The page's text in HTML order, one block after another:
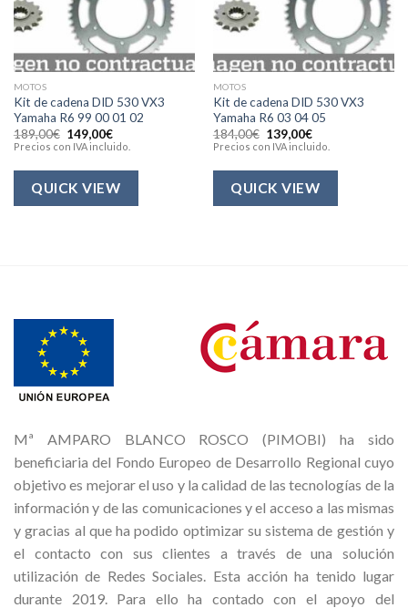
MOTOS
Kit de cadena DID 530 VX3
Yamaha R6 99 00 01 02
189,00€ El
precio
era:
189,00€.
149,00€El
precio
es:
149,00€.
Precios con IVA incluido.
QUICK VIEW
MOTOS
Kit de cadena DID 530 VX3
Yamaha R6 03 04 05
184,00€ El
precio
era:
184,00€.
139,00€El
precio
es:
139,00€.
Precios con IVA incluido.
QUICK VIEW
Mª AMPARO BLANCO ROSCO (PIMOBI) ha sido
beneficiaria del Fondo Europeo de Desarrollo Regional cuyo
objetivo es mejorar el uso y la calidad de las tecnologías de la
información y de las comunicaciones y el acceso a las mismas
y gracias al que ha podido optimizar su sistema de gestión y
el contacto con sus clientes a través de una solución
utilización de Redes Sociales. Esta acción ha tenido lugar
durante 2019. Para ello ha contado con el apoyo del